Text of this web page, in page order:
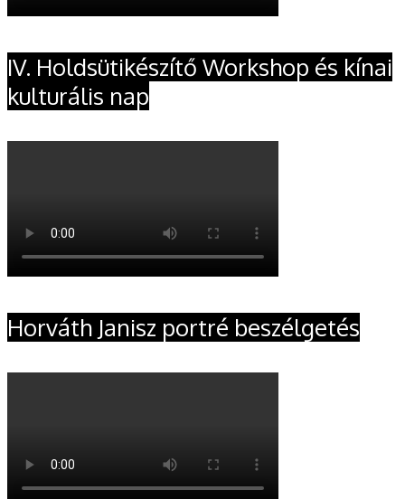
IV. Holdsütikészítő Workshop és kínai
kulturális nap
Horváth Janisz portré beszélgetés